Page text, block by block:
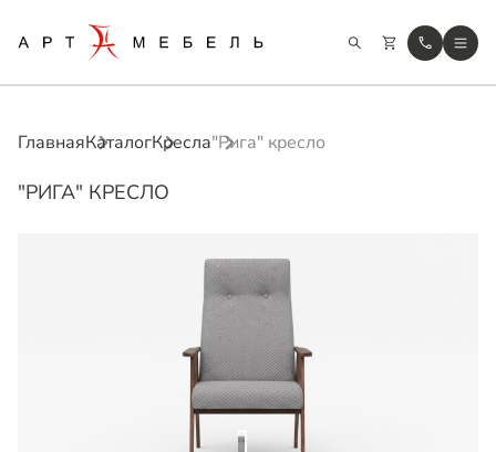
ГлавнаяКаталогКресла"Рига" кресло
"РИГА" КРЕСЛО